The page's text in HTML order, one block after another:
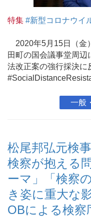
特集 #新型コロナウイ
2020年5月15日（金
田町の国会議事堂周
法改正案の強行採決に
一般
松尾邦弘元検
検察が抱える
ーマ」「検察
き姿に重大な
OBによる検察